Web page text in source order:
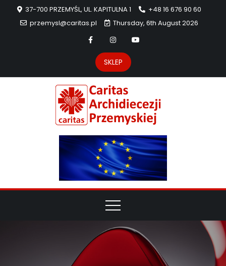
37-700 PRZEMYŚL, UL. KAPITULNA 1
+48 16 676 90 60
przemysl@caritas.pl
Thursday, 6th August 2026
SKLEP